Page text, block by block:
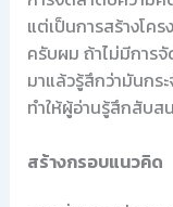
แต่เป็นการสร้างโค
ครับผม ถ้าไม่มีการ
มาแล้วรู้สึกว่ามันกร
ทำให้ผู้อ่านรู้สึกสับส
สร้างกรอบแนวคิด